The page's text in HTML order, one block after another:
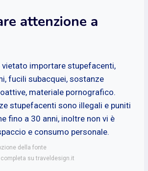
attenzione a
vietato importare stupefacenti,
fucili subacquei, sostanze
materiale pornografico.
stupefacenti sono illegali e puniti
fino a 30 anni, inoltre non vi è
e consumo personale.
della fonte
su traveldesign.it